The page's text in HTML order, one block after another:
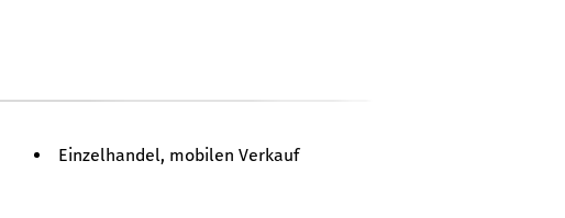
Einzelhandel, mobilen Verkauf